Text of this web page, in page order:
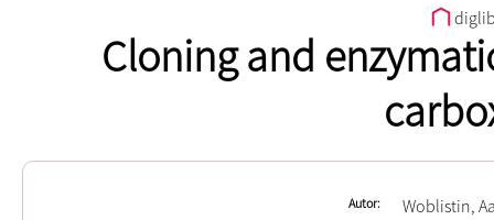
Cloning and
Autor Woblistin,